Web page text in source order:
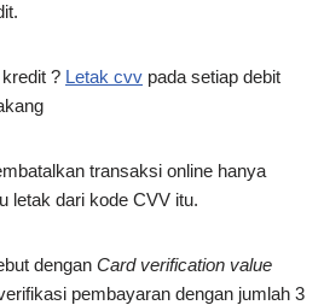
? Letak cvv pada setiap debit
transaksi online hanya
letak dari kode CVV itu.
dengan Card verification value
pembayaran dengan jumlah 3